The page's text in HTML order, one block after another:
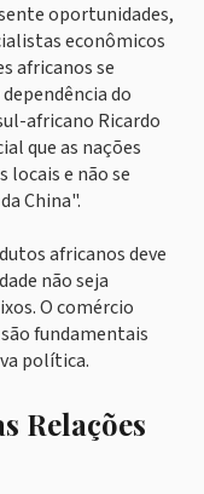
oportunidades,
econômicos
africanos se
do
africano Ricardo
que as nações
locais e não se
China".
africanos deve
não seja
O comércio
fundamentais
política.
Relações